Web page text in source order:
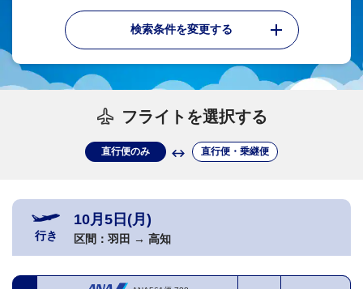
検索条件を変更する
フライトを選択する
直行便のみ 直行便・乗継便
行き
10月5日(月)
区間： 羽田 → 高知